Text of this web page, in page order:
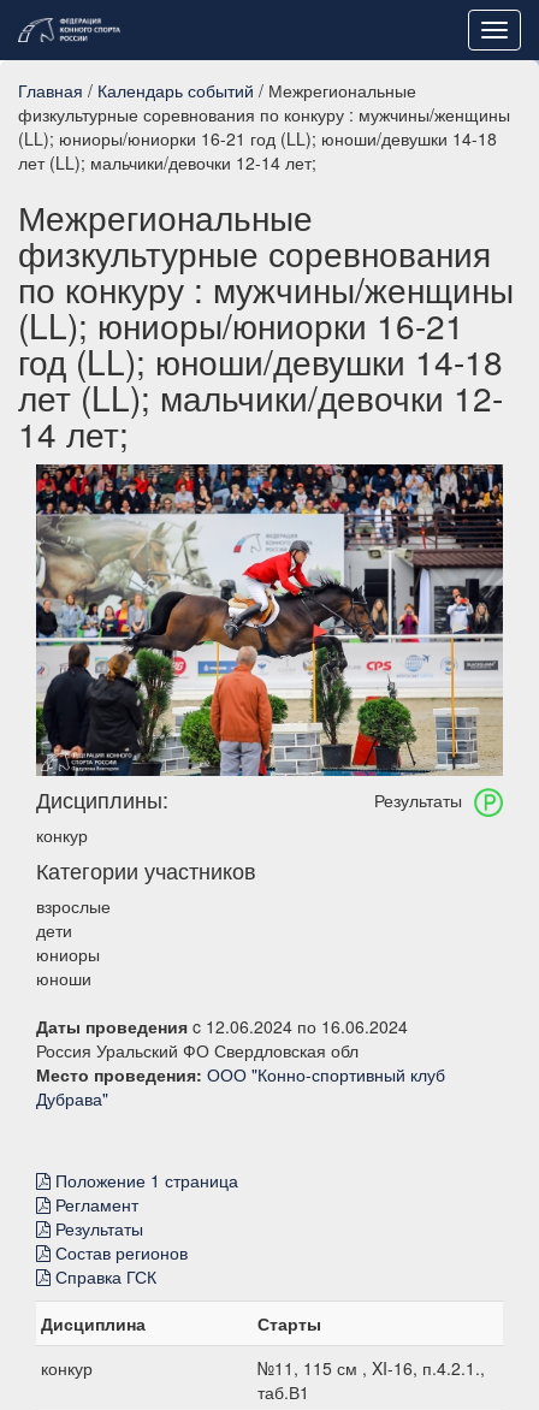
Главная / Календарь событий / Межрегиональные
физкультурные соревнования по конкуру : мужчины/женщины
(LL); юниоры/юниорки 16-21 год (LL); юноши/девушки 14-18
лет (LL); мальчики/девочки 12-14 лет;
Межрегиональные
физкультурные соревнования
по конкуру : мужчины/женщины
(LL); юниоры/юниорки 16-21
год (LL); юноши/девушки 14-18
лет (LL); мальчики/девочки 12-
14 лет;
Результаты
Дисциплины:
конкур
Категории участников
взрослые
дети
юниоры
юноши
Даты проведения c 12.06.2024 по 16.06.2024
Россия Уральский ФО Свердловская обл
Место проведения: ООО "Конно-спортивный клуб
Дубрава"
Положение 1 страница
Регламент
Результаты
Состав регионов
Справка ГСК
Дисциплина
Старты
конкур
№11, 115 см , XI-16, п.4.2.1.,
таб.В1